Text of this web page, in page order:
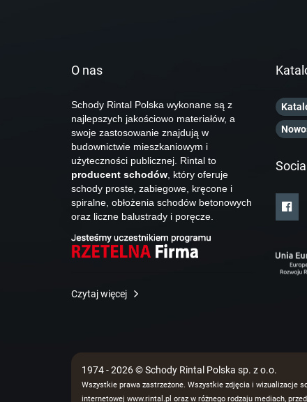
O nas
Schody Rintal Polska wykonane są z
najlepszych jakościowo materiałów, a
swoje zastosowanie znajdują w
budownictwie mieszkaniowym i
użyteczności publicznej. Rintal to
producent schodów , który oferuje
schody proste, zabiegowe, kręcone i
spiralne, obłożenia schodów betonowych
oraz liczne balustrady i poręcze.
Czytaj więcej
1974 - 2026 © Schody Rintal Polska sp. z o.o.
Wszystkie prawa zastrzeżone. Wszystkie zdjęcia i wizualizacje
internetowej www.rintal.pl oraz w różnego rodzaju mediach,